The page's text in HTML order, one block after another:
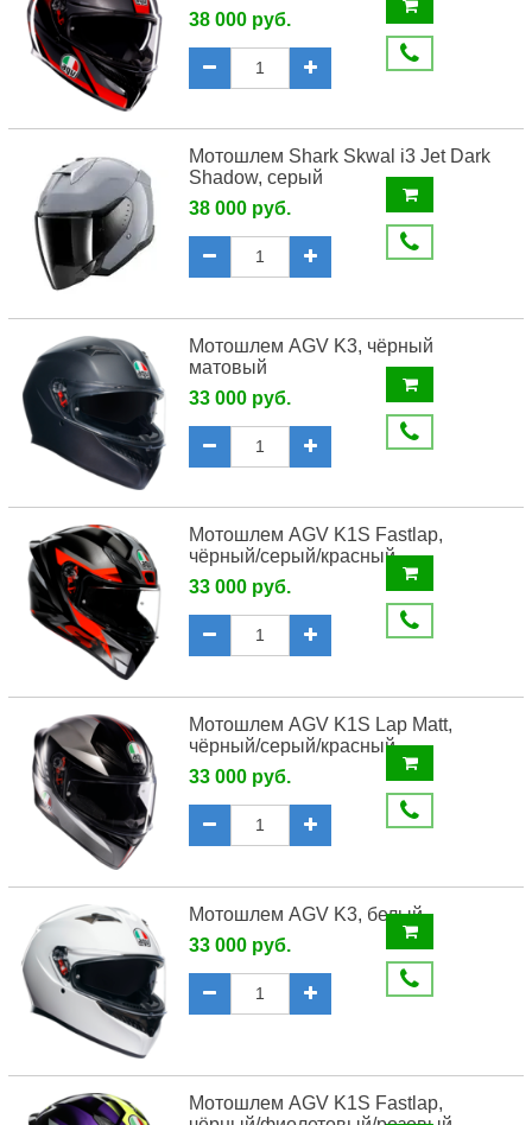
38 000 руб.
Мотошлем Shark Skwal i3 Jet Dark
Shadow, серый
38 000 руб.
Мотошлем AGV K3, чёрный
матовый
33 000 руб.
Мотошлем AGV K1S Fastlap,
чёрный/серый/красный
33 000 руб.
Мотошлем AGV K1S Lap Matt,
чёрный/серый/красный
33 000 руб.
Мотошлем AGV K3, белый
33 000 руб.
Мотошлем AGV K1S Fastlap,